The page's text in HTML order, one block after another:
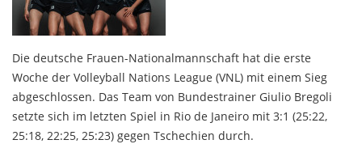
Die deutsche Frauen-Nationalmannschaft hat die erste
Woche der Volleyball Nations League (VNL) mit einem Sieg
abgeschlossen. Das Team von Bundestrainer Giulio Bregoli
setzte sich im letzten Spiel in Rio de Janeiro mit 3:1 (25:22,
25:18, 22:25, 25:23) gegen Tschechien durch.